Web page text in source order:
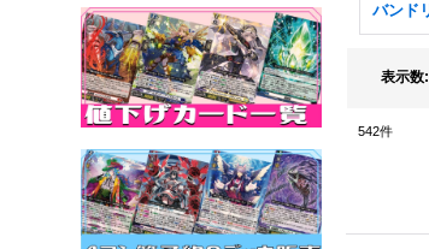
表示数:
542件